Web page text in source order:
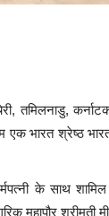
तमिलनाडु,
एक भारत श्रेष्ठ
के साथ
महापौर श्रीमती